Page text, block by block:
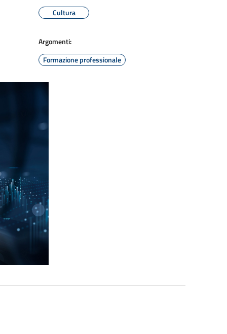
Cultura
Argomenti:
Formazione professionale